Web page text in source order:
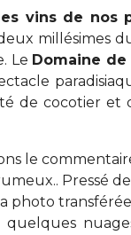
vins de nos
millésimes
Le Domaine
de cocotier et
le
Pressé
photo